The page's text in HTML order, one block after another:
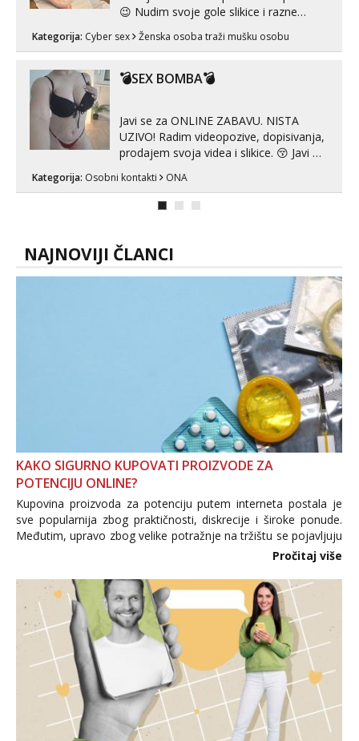
😉 Nudim svoje gole slikice i razne
videouradke. 🤩 Za online zabavu pošalji
poruku na Whatsapp, Telegram ili Viber.
autentičnosti možeš me vidjeti na
Kategorija: Cyber sex Ženska osoba traži mušku osobu
💣SEX BOMBA💣
Javi se za ONLINE ZABAVU. NISTA
UZIVO! Radim videopozive, dopisivanja,
prodajem svoja videa i slikice. 😚 Javi mi
Telegram. +385 91 723 0045
Kategorija: Osobni kontakti ONA
NAJNOVIJI ČLANCI
KAKO SIGURNO KUPOVATI PROIZVODE ZA
POTENCIJU ONLINE?
Kupovina proizvoda za potenciju putem interneta postala je
sve popularnija zbog praktičnosti, diskrecije i široke ponude.
Međutim, upravo zbog velike potražnje na tržištu se pojavljuju
i brojni krivotvoreni proizvodi, nepouzdane internetske
Pročitaj više